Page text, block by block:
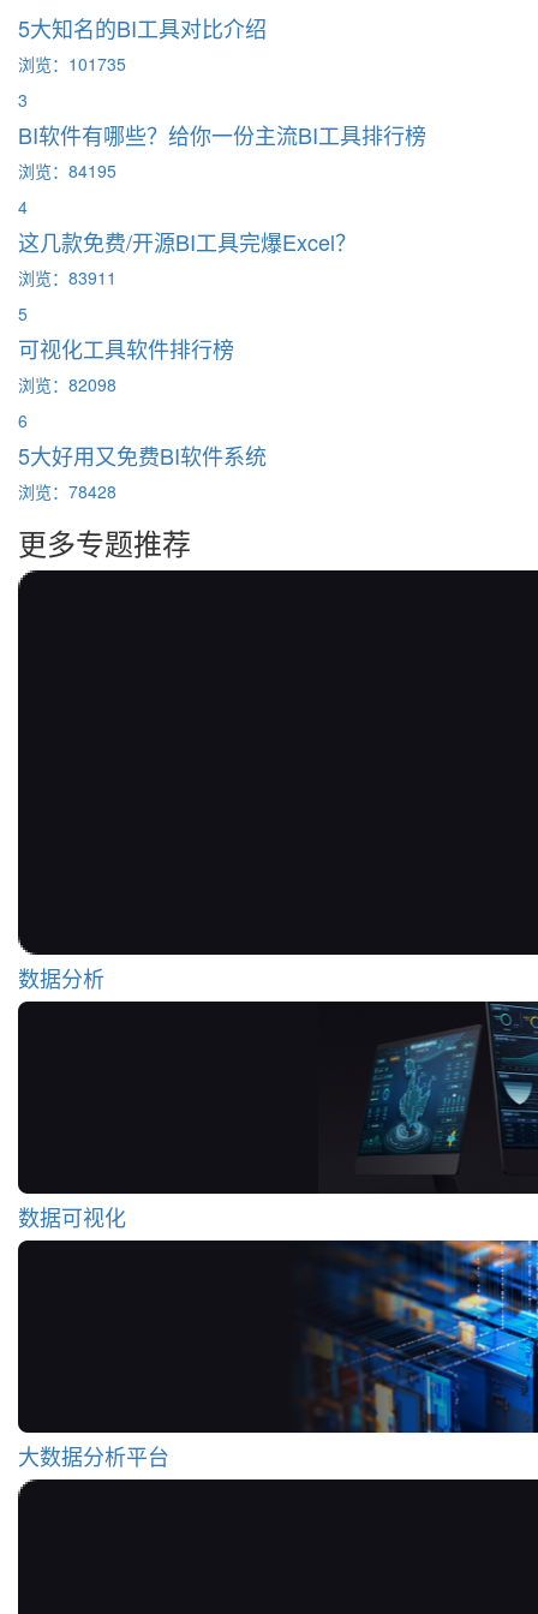
5大知名的BI工具对比介绍
浏览：101735
3
BI软件有哪些？给你一份主流BI工具排行榜
浏览：84195
4
这几款免费/开源BI工具完爆Excel？
浏览：83911
5
可视化工具软件排行榜
浏览：82098
6
5大好用又免费BI软件系统
浏览：78428
更多专题推荐
数据分析
数据可视化
大数据分析平台